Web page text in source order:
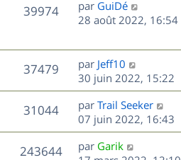
s
n
i
r
m
e
s
s
a
g
e
39974V
s
D
e
n
i
e
r
m
e
s
s
par GuiDé
28 août 2022, 16:54
37479V
u
s
D
e
r
n
i
e
r
par Jeff10
30 juin 2022, 15:22
31044V
u
D
e
r
n
par Trail Seeker
07 juin 2022, 16:43
243644V
D
par Garik